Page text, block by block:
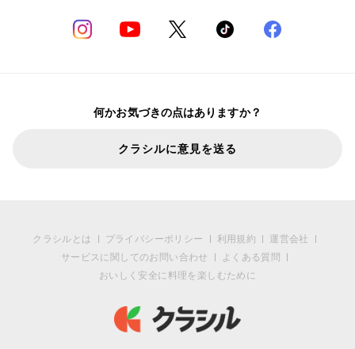
何かお気づきの点はありますか？
クラシルに意見を送る
クラシルとは プライバシーポリシー 利用規約
運営会社
サービスに関してのお問い合わせ
よくある質問
おいしく安全に料理を楽しむために